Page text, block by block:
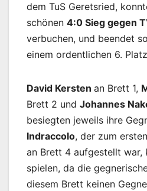
dem TuS Geretsried,
schönen 4:0 Sieg gegen
verbuchen, und beendet
einem ordentlichen 6.
David Kersten an Brett 1,
Brett 2 und Johannes
besiegten jeweils ihre
Indraccolo, der zum
an Brett 4 aufgestellt war,
spielen, da die
diesem Brett keinen